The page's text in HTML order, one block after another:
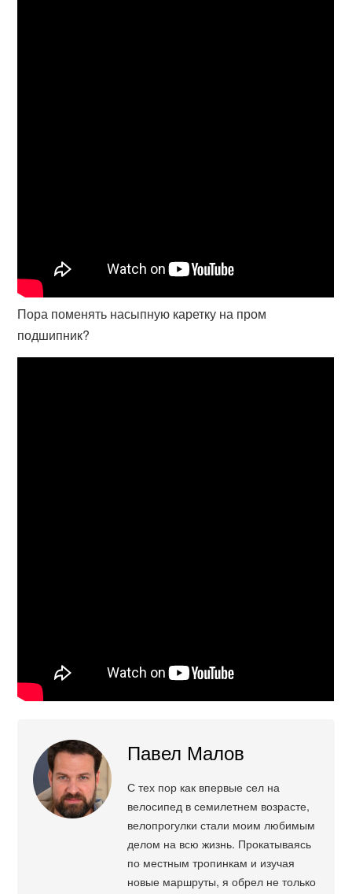
Пора поменять насыпную каретку на пром
подшипник?
Павел Малов
С тех пор как впервые сел на
велосипед в семилетнем возрасте,
велопрогулки стали моим любимым
делом на всю жизнь. Прокатываясь
по местным тропинкам и изучая
новые маршруты, я обрел не только